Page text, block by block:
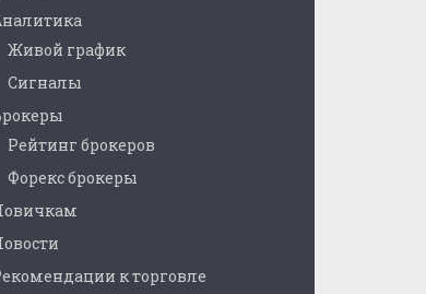
Живой график
Сигналы
Рейтинг брокеров
Форекс брокеры
к торговле